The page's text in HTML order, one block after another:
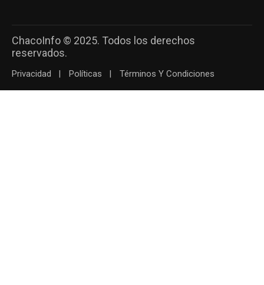
ChacoInfo © 2025. Todos los derechos
reservados.
Privacidad Políticas Términos Y Condiciones